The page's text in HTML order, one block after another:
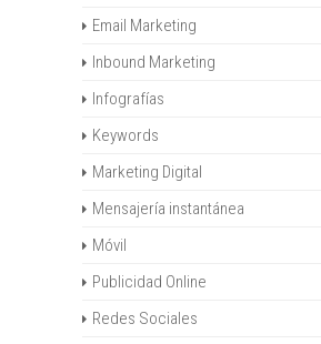
Email Marketing
Inbound Marketing
Infografías
Keywords
Marketing Digital
Mensajería instantánea
Móvil
Publicidad Online
Redes Sociales